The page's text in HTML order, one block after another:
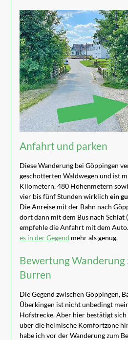
Anfahrt und parken
Diese Wanderung bei Göppingen
geschotterten Waldwegen und ist
Kilometern, 480 Höhenmetern
vier bis fünf Stunden wirklich ein
Die Anreise mit der Bahn nach
dort dann mit dem Bus nach Schlat
empfehle die Anfahrt mit dem Auto.
es in der Gegend mehr als genug.
Bewertung Wanderung
Burren
Die Gegend zwischen Göppingen,
Überkingen ist nicht unbedingt
Hofstrecke. Aber hier bestätigt
über die heimische Komfortzone
habe ich vor der Wanderung zum